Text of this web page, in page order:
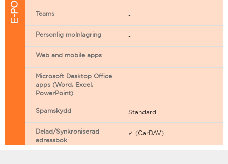
Teams -
Personlig molnlagring -
Web and mobile apps -
Microsoft Desktop Office
apps (Word, Excel,
PowerPoint)
-
Spamskydd Standard
Delad/Synkroniserad
adressbok
✓ (CarDAV)